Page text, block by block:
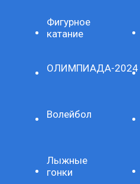
Фигурное
катание
ОЛИМПИАДА-2024
Волейбол
Лыжные
гонки